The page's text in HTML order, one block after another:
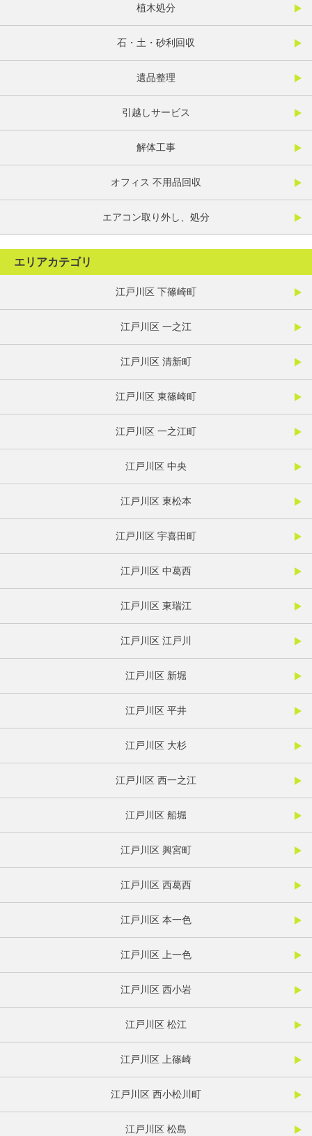
植木処分
石・土・砂利回収
遺品整理
引越しサービス
解体工事
オフィス 不用品回収
エアコン取り外し、処分
エリアカテゴリ
江戸川区 下篠崎町
江戸川区 一之江
江戸川区 清新町
江戸川区 東篠崎町
江戸川区 一之江町
江戸川区 中央
江戸川区 東松本
江戸川区 宇喜田町
江戸川区 中葛西
江戸川区 東瑞江
江戸川区 江戸川
江戸川区 新堀
江戸川区 平井
江戸川区 大杉
江戸川区 西一之江
江戸川区 船堀
江戸川区 興宮町
江戸川区 西葛西
江戸川区 本一色
江戸川区 上一色
江戸川区 西小岩
江戸川区 松江
江戸川区 上篠崎
江戸川区 西小松川町
江戸川区 松島